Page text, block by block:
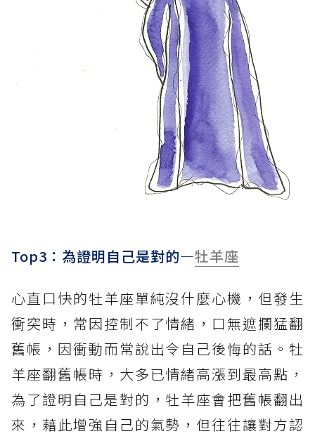
Top3：為證明自己是對的—牡羊座
心直口快的牡羊座單純沒什麼心機，但發生
衝突時，常因控制不了情緒，口無遮攔猛翻
舊帳，因衝動而常說出令自己後悔的話。牡
羊座翻舊帳時，大多已情緒高漲到最高點，
為了證明自己是對的，牡羊座會把舊帳翻出
來，藉此增強自己的氣勢，但往往讓對方認